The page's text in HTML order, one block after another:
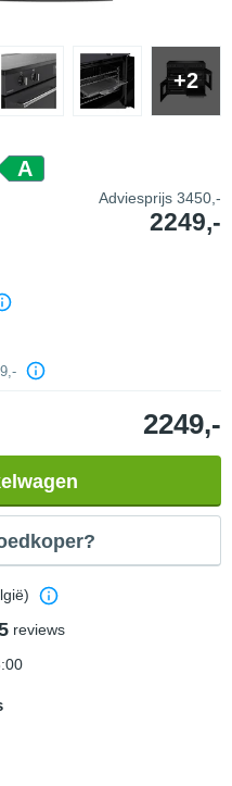
+2
A
Adviesprijs 3450,-
2249,-
2249,-
reviews